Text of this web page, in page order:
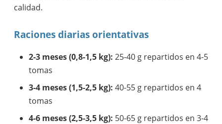
calidad.
Raciones diarias orientativas
2-3 meses (0,8-1,5 kg): 25-40 g repartidos en 4-5
tomas
3-4 meses (1,5-2,5 kg): 40-55 g repartidos en 4
tomas
4-6 meses (2,5-3,5 kg): 50-65 g repartidos en 3-4